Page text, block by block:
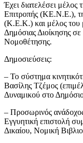
Έχει διατελέσει
Επιτροπής (ΚΕ.Ν.Ε.),
(Κ.Ε.Κ.) και μέλος του
Δημόσιας Διοίκησης σε
Νομοθέτησης.
Δημοσιεύσεις:
– Το σύστημα
Βασίλης Τζέμος
Δυναμικού στο
– Προσωρινός
Εγγυητική επιστολή
Δικαίου, Νομική